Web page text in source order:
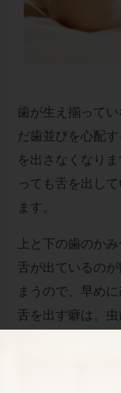
歯が生え揃って
だ歯並びを心配
を出さなくなり
っても舌を出し
ます。
上と下の歯のか
舌が出ているの
まうので、早め
舌を出す癖は、
ていくようにす